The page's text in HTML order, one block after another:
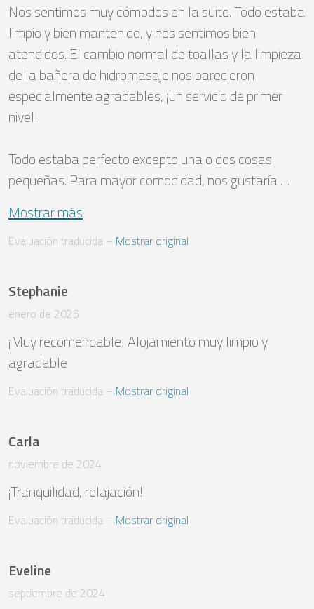
Nos sentimos muy cómodos en la suite. Todo estaba
limpio y bien mantenido, y nos sentimos bien
atendidos. El cambio normal de toallas y la limpieza
de la bañera de hidromasaje nos parecieron
especialmente agradables, ¡un servicio de primer
nivel!
Todo estaba perfecto excepto una o dos cosas
pequeñas. Para mayor comodidad, nos gustaría …
Mostrar más
Evaluación traducida – Mostrar original
Stephanie
enero de 2025
¡Muy recomendable! Alojamiento muy limpio y
agradable
Evaluación traducida – Mostrar original
Carla
noviembre de 2024
¡Tranquilidad, relajación!
Evaluación traducida – Mostrar original
Eveline
septiembre de 2024